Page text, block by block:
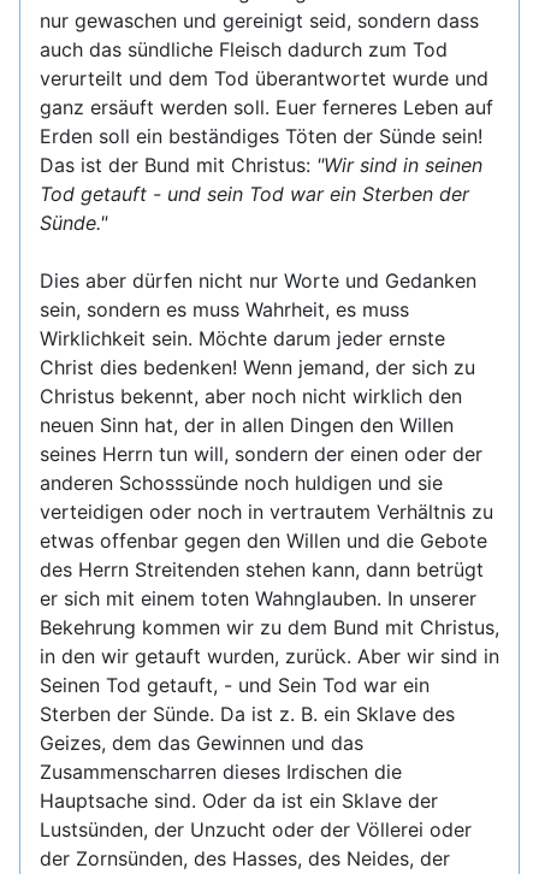
nur gewaschen und gereinigt seid, sondern dass
auch das sündliche Fleisch dadurch zum Tod
verurteilt und dem Tod überantwortet wurde und
ganz ersäuft werden soll. Euer ferneres Leben auf
Erden soll ein beständiges Töten der Sünde sein!
Das ist der Bund mit Christus: "Wir sind in seinen
Tod getauft - und sein Tod war ein Sterben der
Sünde."
Dies aber dürfen nicht nur Worte und Gedanken
sein, sondern es muss Wahrheit, es muss
Wirklichkeit sein. Möchte darum jeder ernste
Christ dies bedenken! Wenn jemand, der sich zu
Christus bekennt, aber noch nicht wirklich den
neuen Sinn hat, der in allen Dingen den Willen
seines Herrn tun will, sondern der einen oder der
anderen Schosssünde noch huldigen und sie
verteidigen oder noch in vertrautem Verhältnis zu
etwas offenbar gegen den Willen und die Gebote
des Herrn Streitenden stehen kann, dann betrügt
er sich mit einem toten Wahnglauben. In unserer
Bekehrung kommen wir zu dem Bund mit Christus,
in den wir getauft wurden, zurück. Aber wir sind in
Seinen Tod getauft, - und Sein Tod war ein
Sterben der Sünde. Da ist z. B. ein Sklave des
Geizes, dem das Gewinnen und das
Zusammenscharren dieses Irdischen die
Hauptsache sind. Oder da ist ein Sklave der
Lustsünden, der Unzucht oder der Völlerei oder
der Zornsünden, des Hasses, des Neides, der